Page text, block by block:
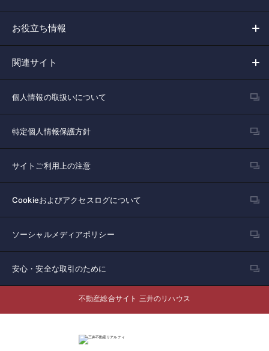
お役立ち情報
関連サイト
個人情報の取扱いについて
特定個人情報保護方針
サイトご利用上の注意
Cookieおよびアクセスログについて
ソーシャルメディアポリシー
安心・安全な取引のために
不動産総合サイト 三井のリハウス